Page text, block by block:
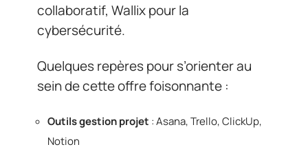
collaboratif, Wallix pour la
cybersécurité.
Quelques repères pour s’orienter au
sein de cette offre foisonnante :
Outils gestion projet : Asana, Trello, ClickUp,
Notion